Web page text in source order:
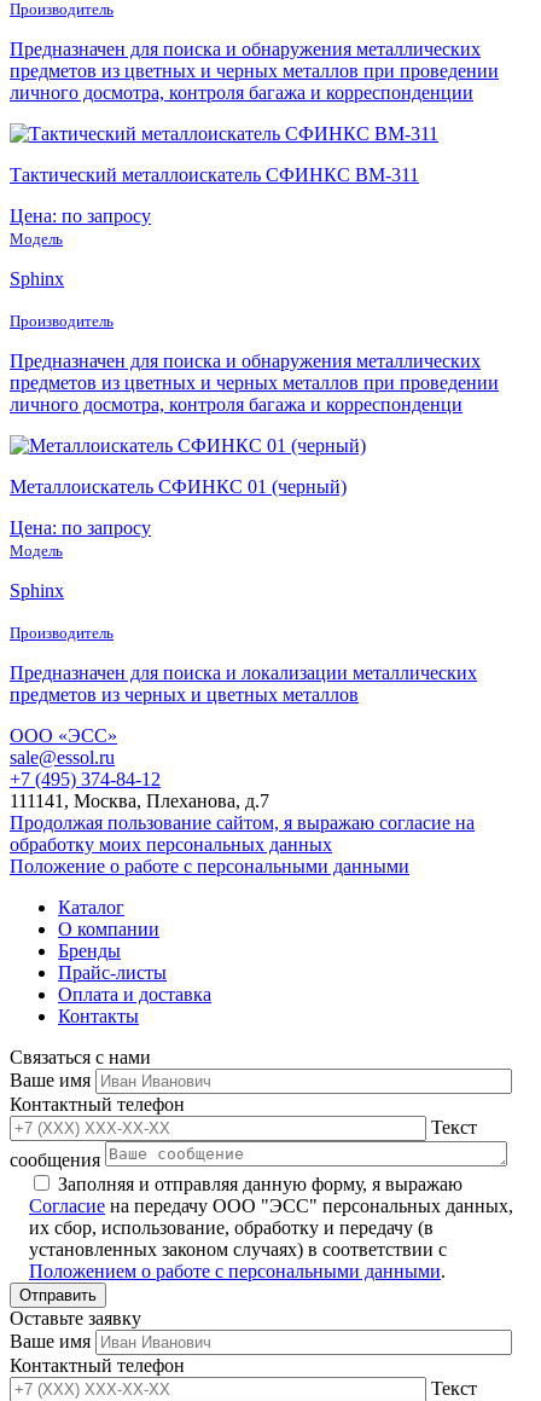
Производитель
Предназначен для поиска и обнаружения металлических
предметов из цветных и черных металлов при проведении
личного досмотра, контроля багажа и корреспонденции
Тактический металлоискатель СФИНКС ВМ-311
Цена: по запросу
Модель
Sphinx
Производитель
Предназначен для поиска и обнаружения металлических
предметов из цветных и черных металлов при проведении
личного досмотра, контроля багажа и корреспонденци
Металлоискатель СФИНКС 01 (черный)
Цена: по запросу
Модель
Sphinx
Производитель
Предназначен для поиска и локализации металлических
предметов из черных и цветных металлов
ООО «ЭСС»
sale@essol.ru
+7 (495) 374-84-12
111141, Москва, Плеханова, д.7
Продолжая пользование сайтом, я выражаю согласие на
обработку моих персональных данных
Положение о работе с персональными данными
Каталог
О компании
Бренды
Прайс-листы
Оплата и доставка
Контакты
Связаться с нами
Ваше имя
Контактный телефон
Текст
сообщения
Заполняя и отправляя данную форму, я выражаю
Согласие на передачу ООО "ЭСС" персональных данных,
их сбор, использование, обработку и передачу (в
установленных законом случаях) в соответствии с
Положением о работе с персональными данными.
Оставьте заявку
Ваше имя
Контактный телефон
Текст